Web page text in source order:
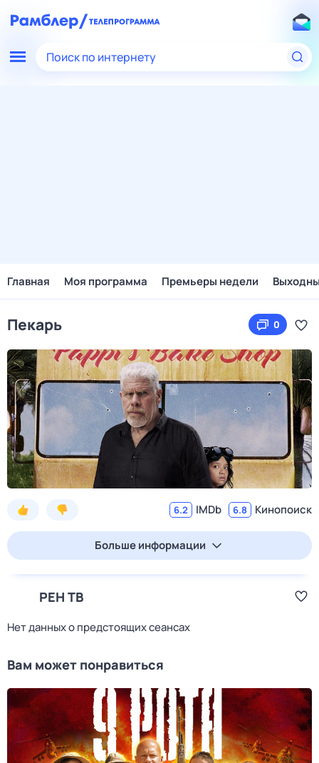
Поиск по интернету
Главная Моя программа Премьеры недели
Пекарь 0
6.2 IMDb 6.8 Кинопоиск
Больше информации
РЕН ТВ
Нет данных о предстоящих сеансах
Вам может понравиться